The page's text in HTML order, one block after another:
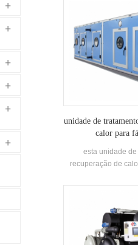
unidade de
calor para
esta unidade
recuperação de
resfriamento,